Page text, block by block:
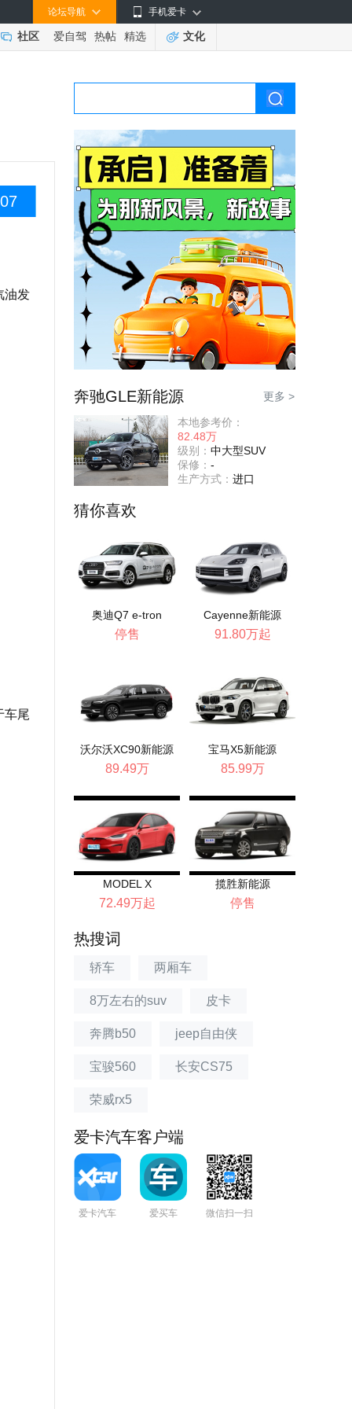
手机爱卡
论坛导航
社区 爱自驾 热帖 精选 文化
油发
车尾
奔驰GLE新能源 更多 >
本地参考价：
82.48万
级别： 中大型SUV
保修： -
生产方式： 进口
猜你喜欢
奥迪Q7 e-tron
停售
Cayenne新能源
91.80万起
沃尔沃XC90新能源
89.49万
宝马X5新能源
85.99万
MODEL X
72.49万起
揽胜新能源
停售
热搜词
轿车 两厢车
8万左右的suv 皮卡
奔腾b50 jeep自由侠
宝骏560 长安CS75
荣威rx5
爱卡汽车客户端
爱卡汽车 爱买车 微信扫一扫